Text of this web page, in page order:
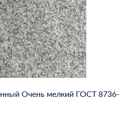
Очень мелкий ГОСТ 8736-